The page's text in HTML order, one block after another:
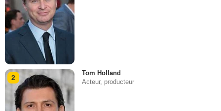
2
Tom Holland
Acteur, producteur